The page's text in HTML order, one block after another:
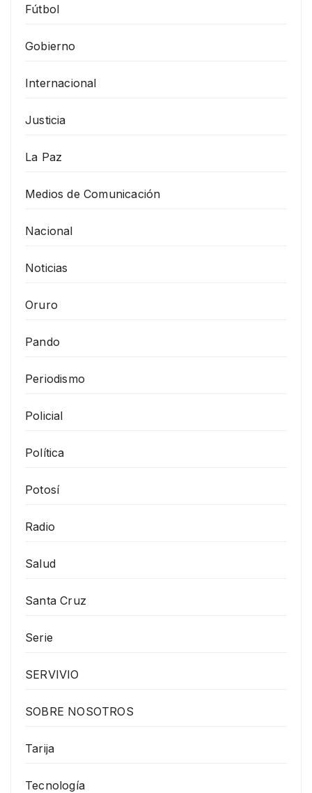
Fútbol
Gobierno
Internacional
Justicia
La Paz
Medios de Comunicación
Nacional
Noticias
Oruro
Pando
Periodismo
Policial
Política
Potosí
Radio
Salud
Santa Cruz
Serie
SERVIVIO
SOBRE NOSOTROS
Tarija
Tecnología